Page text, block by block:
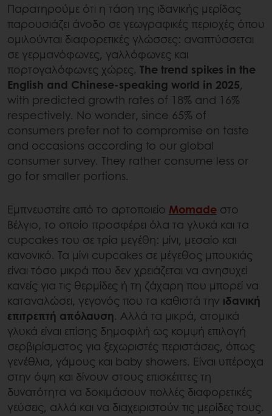
Παρατηρούμε ότι η τάση της ιδανικής μερίδας
παρουσιάζει άνοδο σε γεωγραφικές περιοχές όπου
ομιλούνται διαφορετικές γλώσσες: αναπτύσσεται
σε γερμανόφωνες, γαλλόφωνες και
πορτογαλόφωνες χώρες. The trend spikes in the
English and Chinese-speaking world in 2025,
with predicted growth rates of 18% and 16%
respectively. No wonder, since 65% of
consumers prefer not to compromise on taste
and occasions according to our global
consumer survey. They rather consume less or
go for smaller portions.
Εμπνευστείτε από το αρτοποιείο Momade στο
Βέλγιο, το οποίο προσφέρει όλα τα γλυκά και τα
cupcakes του σε τρία μεγέθη: μίνι, μεσαίο και
κανονικό. Τα μίνι cupcakes σε μέγεθος μπουκιάς
είναι τόσο μικρά που δεν χρειάζεται να ανησυχεί
κανείς για τις θερμίδες ή τη ζάχαρη που μπορεί να
καταναλώσει, γεγονός που τα καθιστά την ιδανική
επιτρεπτή απόλαυση. Αλλά τα μικρά, ατομικά
γλυκά είναι επίσης δημοφιλή ως κομψή επιλογή
σερβιρίσματος για ξεχωριστές περιστάσεις, όπως
γενέθλια, γάμους και baby showers. Είναι υπέροχα
στην όψη και δίνουν στους επισκέπτες τη
δυνατότητα να δοκιμάσουν πολλές διαφορετικές
γεύσεις, αλλά και να διαχειριστούν τις μερίδες τους.